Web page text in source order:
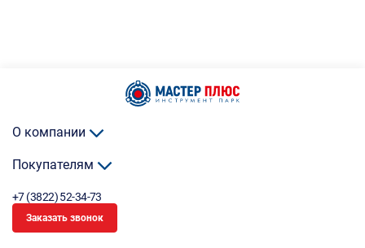
О компании
Покупателям
+7 (3822) 52-34-73
Заказать звонок